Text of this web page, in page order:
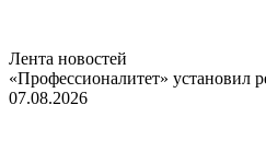
Лента новостей
«Профессионалитет» установил
07.08.2026